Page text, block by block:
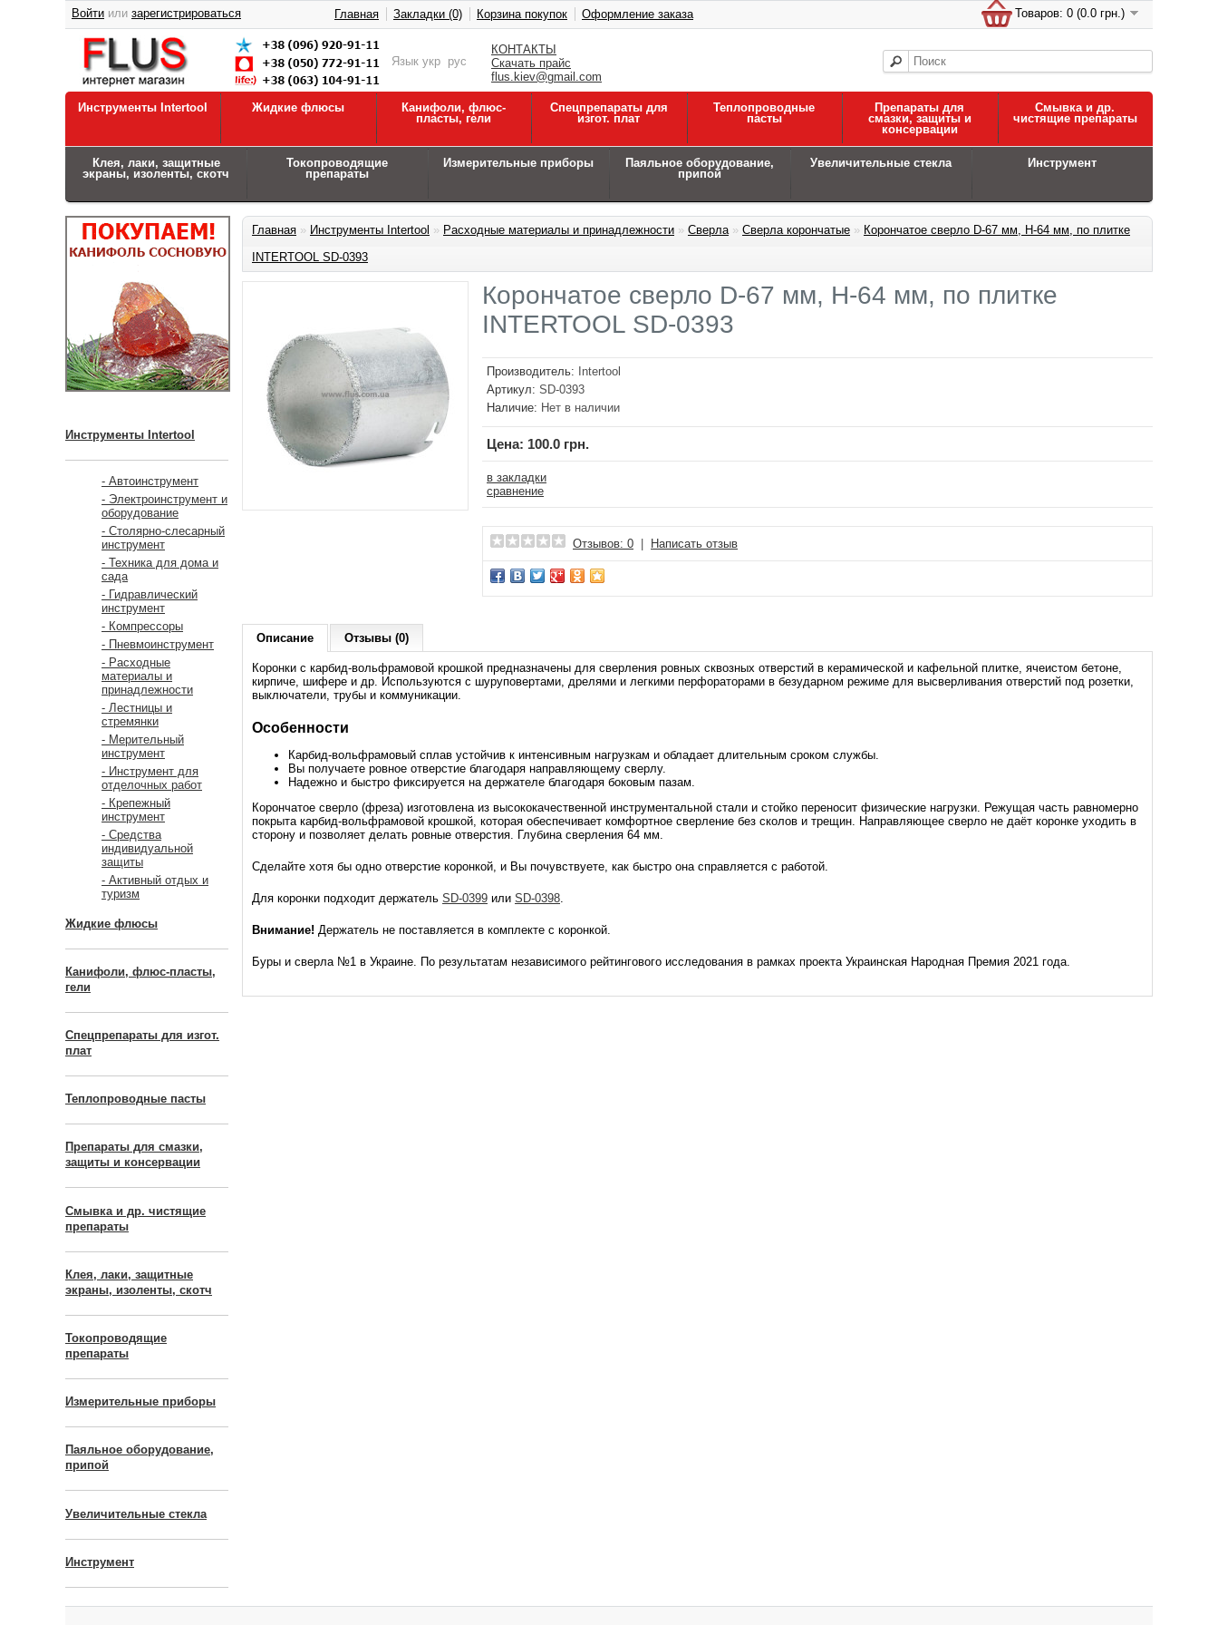
КОНТАКТЫ
Скачать прайс
flus.kiev@gmail.com
Язык укр рус
Товаров: 0 (0.0 грн.)
Войти или зарегистрироваться Главная Закладки (0) Корзина покупок Оформление заказа
Инструменты Intertool Жидкие флюсы
Канифоли, флюс-
пласты, гели
Спецпрепараты для
изгот. плат
Теплопроводные
пасты
Препараты для
смазки, защиты и
консервации
Смывка и др.
чистящие препараты
Клея, лаки, защитные
экраны, изоленты, скотч
Токопроводящие
препараты
Измерительные приборы
Паяльное оборудование,
припой
Увеличительные стекла Инструмент
Инструменты Intertool
- Автоинструмент
- Электроинструмент и
оборудование
- Столярно-слесарный
инструмент
- Техника для дома и
сада
- Гидравлический
инструмент
- Компрессоры
- Пневмоинструмент
- Расходные
материалы и
принадлежности
- Лестницы и
стремянки
- Мерительный
инструмент
- Инструмент для
отделочных работ
- Крепежный
инструмент
- Средства
индивидуальной
защиты
- Активный отдых и
туризм
Жидкие флюсы
Канифоли, флюс-пласты,
гели
Спецпрепараты для изгот.
плат
Теплопроводные пасты
Препараты для смазки,
защиты и консервации
Смывка и др. чистящие
препараты
Клея, лаки, защитные
экраны, изоленты, скотч
Токопроводящие
препараты
Измерительные приборы
Паяльное оборудование,
припой
Увеличительные стекла
Инструмент
Главная » Инструменты Intertool » Расходные материалы и принадлежности » Сверла» Сверла корончатые » Корончатое сверло D-67 мм, H-64 мм, по плитке
INTERTOOL SD-0393
Корончатое сверло D-67 мм, H-64 мм, по плитке
INTERTOOL SD-0393
Производитель:
Intertool
Артикул: SD-0393
Наличие: Нет в наличии
Цена: 100.0 грн.
в закладки
сравнение
Отзывов: 0 Написать отзыв
Описание Отзывы (0)
Коронки с карбид-вольфрамовой крошкой предназначены для сверления ровных сквозных отверстий в керамической и кафельной плитке, ячеистом бетоне,
кирпиче, шифере и др. Используются с шуруповертами, дрелями и легкими перфораторами в безударном режиме для высверливания отверстий под розетки,
выключатели, трубы и коммуникации.
Особенности
Карбид-вольфрамовый сплав устойчив к интенсивным нагрузкам и обладает длительным сроком службы.
Вы получаете ровное отверстие благодаря направляющему сверлу.
Надежно и быстро фиксируется на держателе благодаря боковым пазам.
Корончатое сверло (фреза) изготовлена из высококачественной инструментальной стали и стойко переносит физические нагрузки. Режущая часть равномерно
покрыта карбид-вольфрамовой крошкой, которая обеспечивает комфортное сверление без сколов и трещин. Направляющее сверло не даёт коронке уходить в
сторону и позволяет делать ровные отверстия. Глубина сверления 64 мм.
Сделайте хотя бы одно отверстие коронкой, и Вы почувствуете, как быстро она справляется с работой.
Для коронки подходит держатель SD-0399 или SD-0398.
Внимание! Держатель не поставляется в комплекте с коронкой.
Буры и сверла №1 в Украине. По результатам независимого рейтингового исследования в рамках проекта Украинская Народная Премия 2021 года.